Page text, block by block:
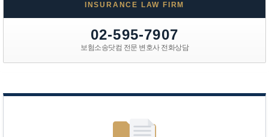
INSURANCE LAW FIRM
02-595-7907
보험소송닷컴 전문 변호사 전화상담